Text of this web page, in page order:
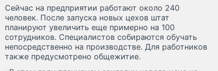
Сейчас на предприятии работают около 240
человек. После запуска новых цехов штат
планируют увеличить еще примерно на 100
сотрудников. Специалистов собираются обучать
непосредственно на производстве. Для работников
также предусмотрено общежитие.